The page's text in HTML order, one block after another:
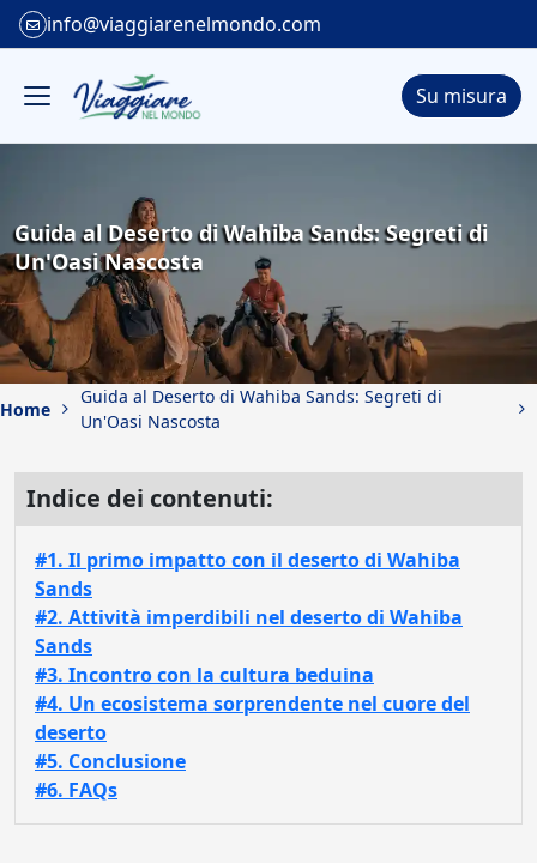
info@viaggiarenelmondo.com
Su misura
Guida al Deserto di Wahiba Sands: Segreti di
Un'Oasi Nascosta
Home
Guida al Deserto di Wahiba Sands: Segreti di
Un'Oasi Nascosta
Indice dei contenuti:
#1. Il primo impatto con il deserto di Wahiba
Sands
#2. Attività imperdibili nel deserto di Wahiba
Sands
#3. Incontro con la cultura beduina
#4. Un ecosistema sorprendente nel cuore del
deserto
#5. Conclusione
#6. FAQs